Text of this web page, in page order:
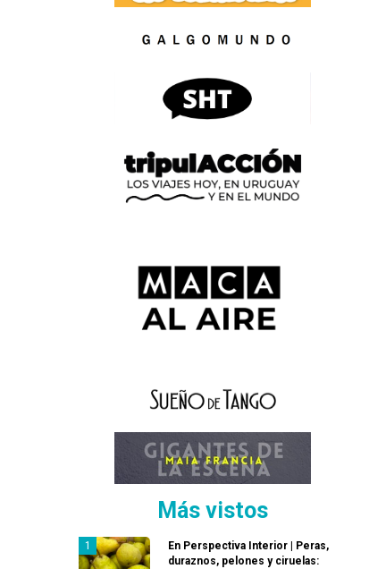
Más vistos
En Perspectiva Interior | Peras,
duraznos, pelones y ciruelas: